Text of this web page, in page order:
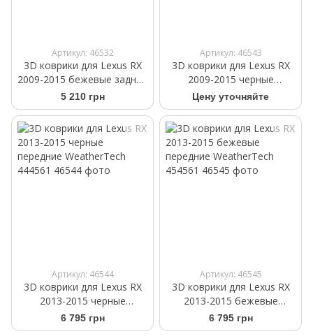
Артикул: 46532
3D коврики для Lexus RX
2009-2015 бежевые задние
WeatherTech 452292
5 210 грн
Артикул: 46543
3D коврики для Lexus RX
2009-2015 черные
передние WeatherTech
442291
Цену уточняйте
Артикул: 46544
3D коврики для Lexus RX
2013-2015 черные
передние WeatherTech
444561
6 795 грн
Артикул: 46545
3D коврики для Lexus RX
2013-2015 бежевые
передние WeatherTech
454561
6 795 грн